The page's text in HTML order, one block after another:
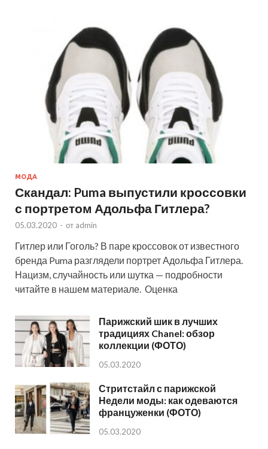
МОДА
Скандал: Puma выпустили кроссовки
с портретом Адольфа Гитлера?
05.03.2020 - от admin
Гитлер или Гоголь? В паре кроссовок от известного
бренда Puma разглядели портрет Адольфа Гитлера.
Нацизм, случайность или шутка — подробности
читайте в нашем материале. Оценка
Парижский шик в лучших
традициях Chanel: обзор
коллекции (ФОТО)
05.03.2020
Стритстайл с парижской
Недели моды: как одеваются
француженки (ФОТО)
05.03.2020